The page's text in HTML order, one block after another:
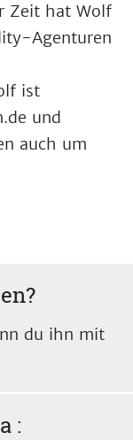
Zeit hat Wolf
Agenturen
ist
und
auch um
du ihn mit
: